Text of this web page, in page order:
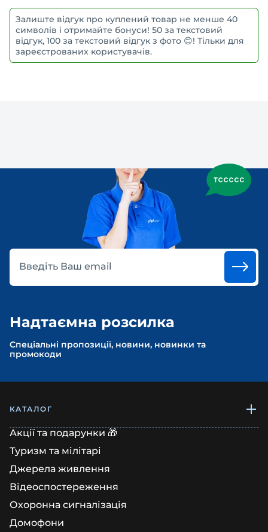
Залиште відгук про куплений товар не менше 40
символів і отримайте бонуси! 50 за текстовий
відгук, 100 за текстовий відгук з фото 😊! Тільки для
зареєстрованих користувачів.
Введіть Ваш email
Надтаємна розсилка
Спеціальні пропозиції, новини, новинки та
промокоди
КАТАЛОГ
Акції та подарунки 🎁
Туризм та мілітарі
Джерела живлення
Відеоспостереження
Охоронна сигналізація
Домофони